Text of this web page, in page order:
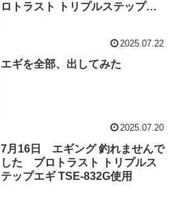
ロトラスト トリプルステップエ
2025.07.22
エギを全部、出してみた
2025.07.20
7月16日 エギング 釣れませんで
した プロトラスト トリプルス
テップエギ TSE-832G使用